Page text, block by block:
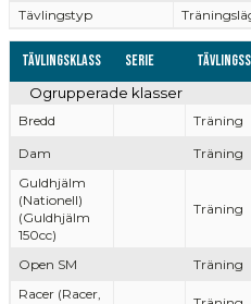
Tävlingstyp
Tävlingsklass Serie
Ogrupperade klasser
Bredd Träning
Dam
Träning
Guldhjälm
(Nationell)
(Guldhjälm
150cc)
Träning
Open SM Träning
Racer (Racer,